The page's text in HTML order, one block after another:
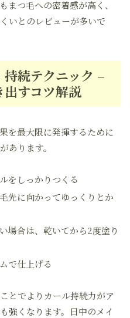
まつ毛への密着感が高く、
いとのレビューが多いで
続テクニック –
すコツ解説
を最大限に発揮するために
あります。
をしっかりつくる
先に向かってゆっくりとか
場合は、乾いてから2度塗り
で仕上げる
とでよりカール持続力がア
強くなります。日中のメイ